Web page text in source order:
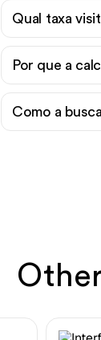
Qual taxa
Por que a
Como a